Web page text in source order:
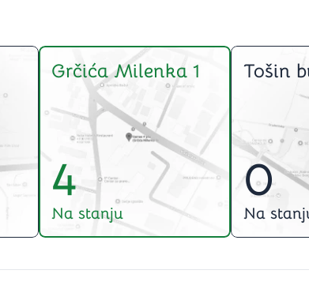
Grčića Milenka 1
4
Na stanju
Tošin
0
Na